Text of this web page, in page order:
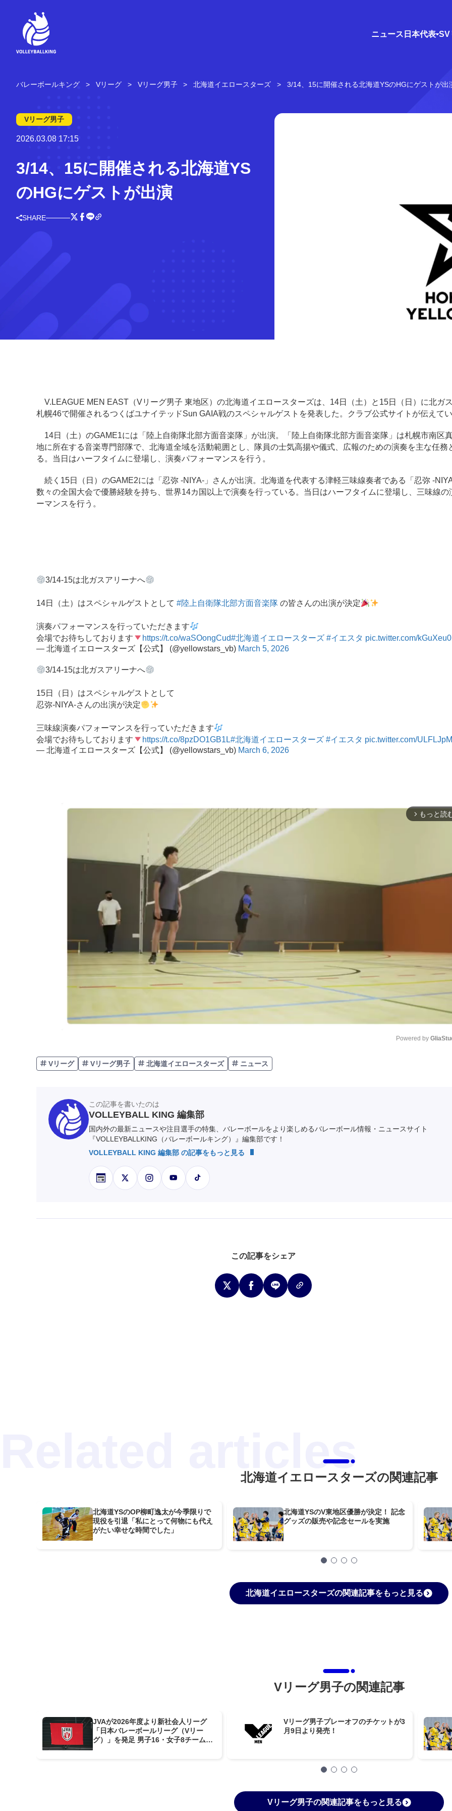
ニュース 日本代表 SV
バレーボールキング Vリーグ Vリーグ男子 北海道イエロースターズ 3/14、15に開催される北海道YSのHGにゲストが出
Vリーグ男子
2026.03.08 17:15
3/14、15に開催される北海道YS
のHGにゲストが出演
SHARE
V.LEAGUE MEN EAST（Vリーグ男子 東地区）の北海道イエロースターズは、14日（土）と15日（日）に北ガ
札幌46で開催されるつくばユナイテッドSun GAIA戦のスペシャルゲストを発表した。クラブ公式サイトが伝えて
14日（土）のGAME1には「陸上自衛隊北部方面音楽隊」が出演。「陸上自衛隊北部方面音楽隊」は札幌市南区
地に所在する音楽専門部隊で、北海道全域を活動範囲とし、隊員の士気高揚や儀式、広報のための演奏を主な任務
る。当日はハーフタイムに登場し、演奏パフォーマンスを行う。
続く15日（日）のGAME2には「忍弥 -NIYA-」さんが出演。北海道を代表する津軽三味線奏者である「忍弥 -
数々の全国大会で優勝経験を持ち、世界14カ国以上で演奏を行っている。当日はハーフタイムに登場し、三味線の
ーマンスを行う。
3/14-15は北ガスアリーナへ
14日（土）はスペシャルゲストとして #陸上自衛隊北部方面音楽隊 の皆さんの出演が決定
演奏パフォーマンスを行っていただきます
会場でお待ちしております
https://t.co/waSOongCud#北海道イエロースターズ #イエスタ pic.twitter.com/
— 北海道イエロースターズ【公式】 (@yellowstars_vb) March 5, 2026
3/14-15は北ガスアリーナへ
15日（日）はスペシャルゲストとして
忍弥-NIYA-さんの出演が決定
三味線演奏パフォーマンスを行っていただきます
会場でお待ちしております
https://t.co/8pzDO1GB1L#北海道イエロースターズ #イエスタ pic.twitter.com/
— 北海道イエロースターズ【公式】 (@yellowstars_vb) March 6, 2026
arrow_forward_ios もっと読
Powered by
Vリーグ Vリーグ男子 北海道イエロースターズ ニュース
この記事を書いたのは
VOLLEYBALL KING 編集部
国内外の最新ニュースや注目選手の特集、バレーボールをより楽しめるバレーボール情報・ニュースサイト
『VOLLEYBALLKING（バレーボールキング）』編集部です！
VOLLEYBALL KING 編集部 の記事をもっと見る
この記事をシェア
北海道イエロースターズの関連記事
北海道YSのOP柳町逸太が今季限りで
現役を引退「私にとって何物にも代え
がたい幸せな時間でした」
北海道YSのV東地区優勝が決定！ 記念
グッズの販売や記念セールを実施
北海道イエロースターズの関連記事をもっと見る
Vリーグ男子の関連記事
JVAが2026年度より新社会人リーグ
「日本バレーボールリーグ（Vリー
グ）」を発足 男子16・女子8チームが
Vリーグ男子プレーオフのチケットが3
月9日より発売！
Vリーグ男子の関連記事をもっと見る